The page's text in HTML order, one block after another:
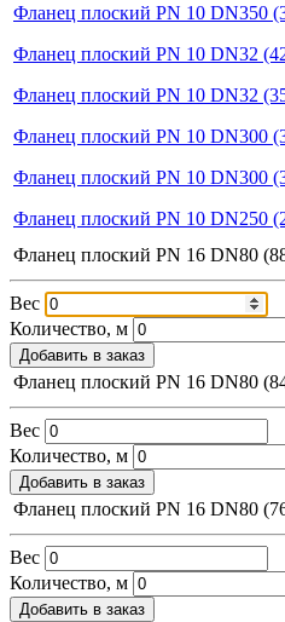
Фланец плоский PN 10 DN350
Фланец плоский PN 10 DN32
Фланец плоский PN 10 DN32
Фланец плоский PN 10 DN300
Фланец плоский PN 10 DN300
Фланец плоский PN 10 DN250
Фланец плоский PN 16 DN80
Вес
Количество, м
Добавить в заказ
Фланец плоский PN 16 DN80
Вес
Количество, м
Добавить в заказ
Фланец плоский PN 16 DN80
Вес
Количество, м
Добавить в заказ